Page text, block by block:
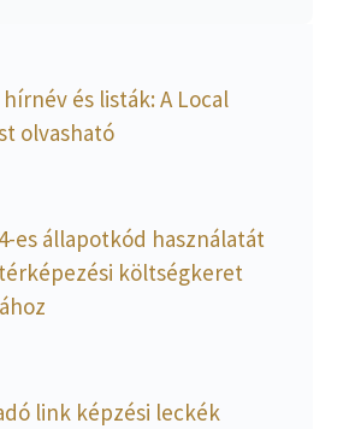
és listák: A Local
olvasható
es állapotkód használatát
költségkeret
link képzési leckék